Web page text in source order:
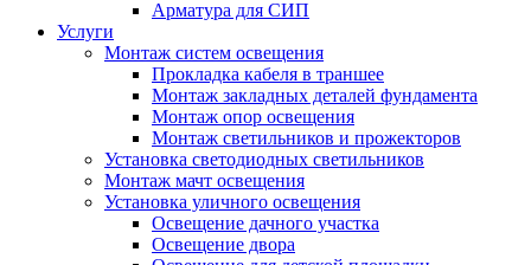
Арматура для СИП
Услуги
Монтаж систем освещения
Прокладка кабеля в траншее
Монтаж закладных деталей фундамента
Монтаж опор освещения
Монтаж светильников и прожекторов
Установка светодиодных светильников
Монтаж мачт освещения
Установка уличного освещения
Освещение дачного участка
Освещение двора